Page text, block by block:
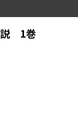
説 1巻